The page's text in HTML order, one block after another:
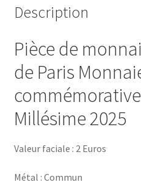
Description
Pièce de
de Paris
commémorative
Millésime 2025
Valeur faciale : 2 Euros
Métal : Commun